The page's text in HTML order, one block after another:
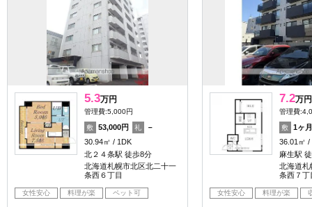
5.3万円
管理費:5,000円
敷 53,000円 礼
－
30.94㎡
1DK
北２４条駅 徒歩8分
北海道札幌市北区北二十一
条西６丁目
女性安心 料理が楽 ペット可
7.2万円
管理費
敷
1ヶ月
36.01㎡
麻生駅
北海道札
条西７丁
女性安心 料理が楽